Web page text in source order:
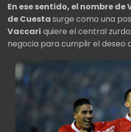
En ese sentido, el nombre
de Cuestasurge como una
Vaccari quiere el central
negocia para cumplir el deseo